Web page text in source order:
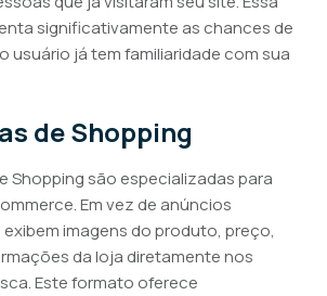
significativamente as chances de
usuário já tem familiaridade com sua
de Shopping
Shopping são especializadas para
Em vez de anúncios
imagens do produto, preço,
da loja diretamente nos
Este formato oferece